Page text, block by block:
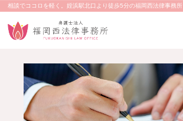
相談でココロを軽く。姪浜駅北口より徒歩5分の福岡西法律事務所